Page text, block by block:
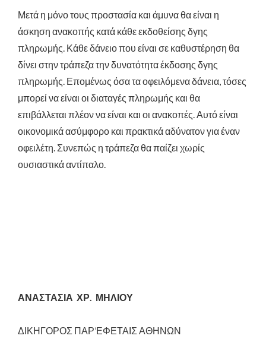
Μετά η μόνο τους προστασία και άμυνα θα είναι η
άσκηση ανακοπής κατά κάθε εκδοθείσης δγης
πληρωμής. Κάθε δάνειο που είναι σε καθυστέρηση θα
δίνει στην τράπεζα την δυνατότητα έκδοσης δγης
πληρωμής. Επομένως όσα τα οφειλόμενα δάνεια, τόσες
μπορεί να είναι οι διαταγές πληρωμής και θα
επιβάλλεται πλέον να είναι και οι ανακοπές. Αυτό είναι
οικονομικά ασύμφορο και πρακτικά αδύνατον για έναν
οφειλέτη. Συνεπώς η τράπεζα θα παίζει χωρίς
ουσιαστικά αντίπαλο.
ΑΝΑΣΤΑΣΙΑ ΧΡ. ΜΗΛΙΟΥ
ΔΙΚΗΓΟΡΟΣ ΠΑΡ’ΕΦΕΤΑΙΣ ΑΘΗΝΩΝ